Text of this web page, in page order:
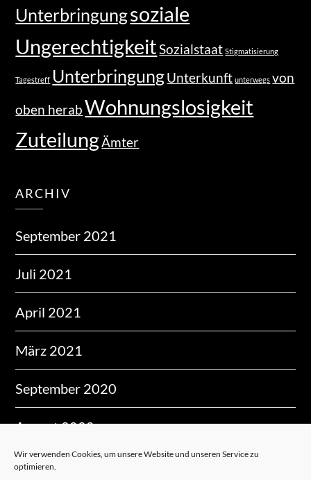
Wir verwenden Cookies, um unsere Website und unseren Service zu
optimieren.
Unterbringungsoziale
Ungerechtigkeit Sozialstaat Stigmatisierung
Tagestreff UnterbringungUnterkunft unterwegs von
oben herabWohnungslosigkeit
ZuteilungÄmter
ARCHIV
September 2021
Juli 2021
April 2021
März 2021
September 2020
August 2020
Dezember 2019